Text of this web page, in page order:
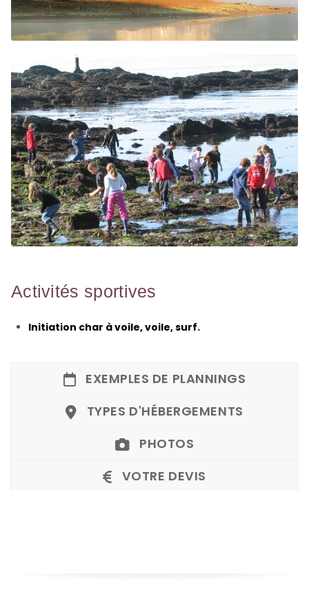
Activités sportives
Initiation char à voile, voile, surf.
EXEMPLES DE PLANNINGS
TYPES D'HÉBERGEMENTS
PHOTOS
VOTRE DEVIS